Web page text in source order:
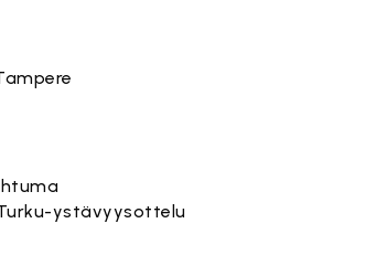
ystävyysottelu